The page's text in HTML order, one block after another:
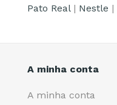
Pato Real| Nestle |
A minha conta
A minha conta